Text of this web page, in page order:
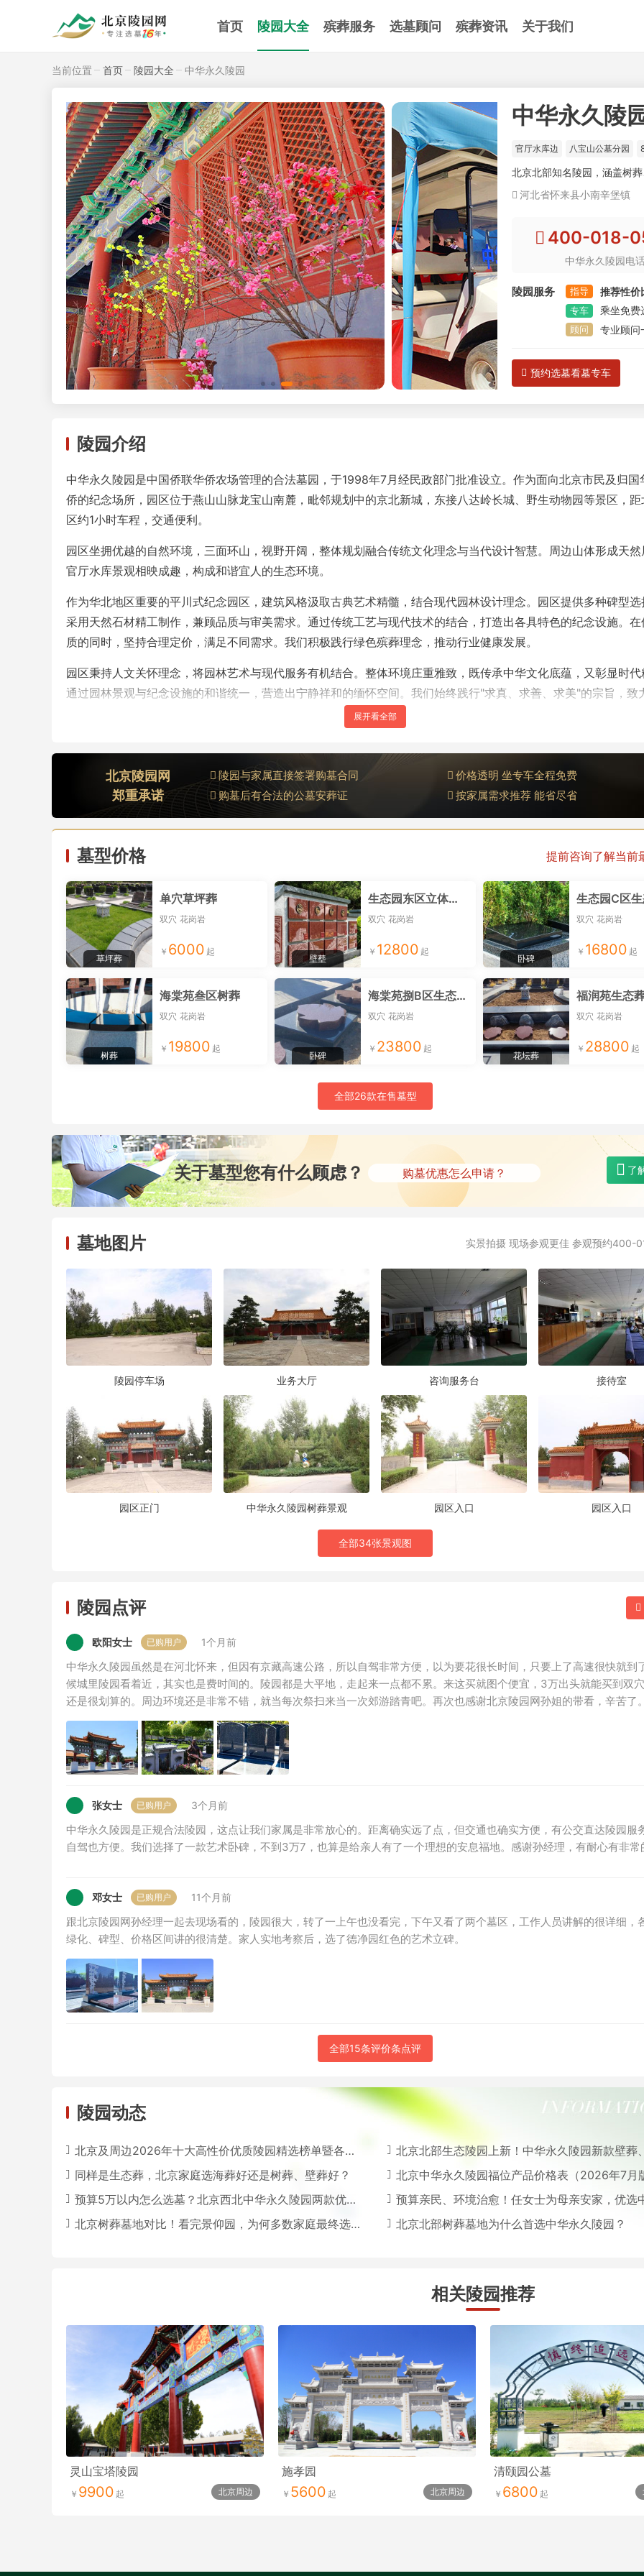
首页 陵园大全 殡葬服务 选墓顾问 殡葬资讯 关于我们
当前位置 首页 陵园大全 中华永久陵园
中华永久陵
官厅水库边 八宝山公墓分园
北京北部知名陵园，涵盖树
河北省怀来县小南辛堡镇
400-018-
中华永久陵园电
陵园服务 指导 推荐性价
专车 乘坐免费
顾问 专业顾问
预约选墓看墓专车
陵园介绍
中华永久陵园是中国侨联华侨农场管理的合法墓园，于1998年7月经民政部门批准设立。作为面向北京市民及归国
侨的纪念场所，园区位于燕山山脉龙宝山南麓，毗邻规划中的京北新城，东接八达岭长城、野生动物园等景区，
区约1小时车程，交通便利。
园区坐拥优越的自然环境，三面环山，视野开阔，整体规划融合传统文化理念与当代设计智慧。周边山体形成天
官厅水库景观相映成趣，构成和谐宜人的生态环境。
作为华北地区重要的平川式纪念园区，建筑风格汲取古典艺术精髓，结合现代园林设计理念。园区提供多种碑型
采用天然石材精工制作，兼顾品质与审美需求。通过传统工艺与现代技术的结合，打造出各具特色的纪念设施。
质的同时，坚持合理定价，满足不同需求。我们积极践行绿色殡葬理念，推动行业健康发展。
园区秉持人文关怀理念，将园林艺术与现代服务有机结合。整体环境庄重雅致，既传承中华文化底蕴，又彰显时
通过园林景观与纪念设施的和谐统一，营造出宁静祥和的缅怀空间。我们始终践行"求真、求善、求美"的宗旨，致
众提供专业、温暖的纪念服务，持续推动殡葬行业规范发展。
中华永久陵园售后祭扫电话：0313-6859881
北京陵园网
郑重承诺
陵园与家属直接签署购墓合同
价格透明 坐专车全程免费
购墓后有合法的公墓安葬证
按家属需求推荐 能省尽省
墓型价格 提前咨询了解当前
草坪葬
单穴草坪葬
双穴 花岗岩
6000
壁塟
生态园东区立体壁葬
双穴 花岗岩
12800
卧碑
双穴 花岗岩
16800
树葬
海棠苑叁区树葬
双穴 花岗岩
19800
卧碑
海棠苑捌B区生态卧碑
双穴 花岗岩
23800
花坛葬
福润苑生态
双穴 花岗岩
28800
全部26款在售墓型
关于墓型您有什么顾虑？
所有墓型都有优惠吗？
购墓优惠怎么申请？
选墓专车能到指定点接送吗？
购墓地有什么赠品？
所有墓型都有优惠吗？
了
墓地图片 实景拍摄 现场参观更佳 参观预约400-
陵园停车场 业务大厅 咨询服务台 接待室
园区正门 中华永久陵园树葬景观 园区入口 园区入口
全部34张景观图
陵园点评
欧阳女士 已购用户 1个月前
中华永久陵园虽然是在河北怀来，但因有京藏高速公路，所以自驾非常方便，以为要花很长时间，只要上了高速很快就到
候城里陵园看着近，其实也是费时间的。陵园都是大平地，走起来一点都不累。来这买就图个便宜，3万出头就能买到双
还是很划算的。周边环境还是非常不错，就当每次祭扫来当一次郊游踏青吧。再次也感谢北京陵园网孙姐的带看，辛苦了
张女士 已购用户 3个月前
中华永久陵园是正规合法陵园，这点让我们家属是非常放心的。距离确实远了点，但交通也确实方便，有公交直达陵园服
自驾也方便。我们选择了一款艺术卧碑，不到3万7，也算是给亲人有了一个理想的安息福地。感谢孙经理，有耐心有非常
邓女士 已购用户 11个月前
跟北京陵园网孙经理一起去现场看的，陵园很大，转了一上午也没看完，下午又看了两个墓区，工作人员讲解的很详细，
绿化、碑型、价格区间讲的很清楚。家人实地考察后，选了德净园红色的艺术立碑。
全部15条评价条点评
陵园动态
北京及周边2026年十大高性价优质陵园精选榜单暨各陵园联系方式
北京北部生态陵园上新！中华永久陵园新款壁葬、咏梅立碑
同样是生态葬，北京家庭选海葬好还是树葬、壁葬好？
北京中华永久陵园福位产品价格表（2026年7月
预算5万以内怎么选墓？北京西北中华永久陵园两款优质双穴立碑值得看
预算亲民、环境治愈！任女士为母亲安家，优选中华永久陵园
北京树葬墓地对比！看完景仰园，为何多数家庭最终选中华永久陵园
北京北部树葬墓地为什么首选中华永久陵园？
相关陵园推荐
灵山宝塔陵园
9900 北京周边
施孝园
5600 北京周边
清颐园公墓
6800